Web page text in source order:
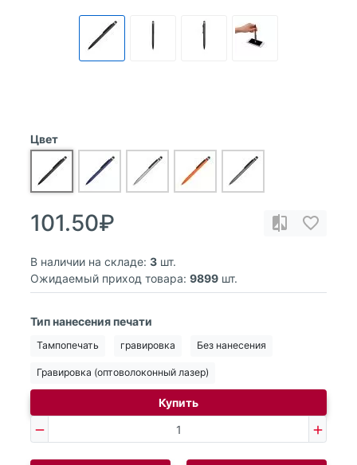
Цвет
101.50₽
В наличии на складе: 3 шт.
Ожидаемый приход товара: 9899 шт.
Тип нанесения печати
Тампопечать гравировка Без нанесения
Гравировка (оптоволоконный лазер)
Купить